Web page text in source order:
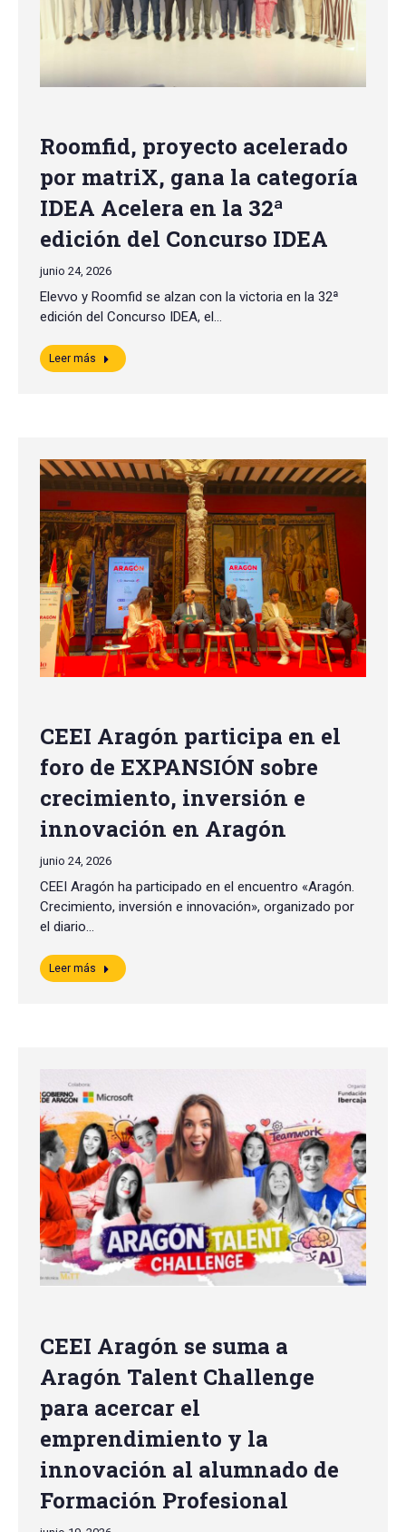
Roomfid, proyecto acelerado
por matriX, gana la categoría
IDEA Acelera en la 32ª
edición del Concurso IDEA
junio 24, 2026
Elevvo y Roomfid se alzan con la victoria en la 32ª
edición del Concurso IDEA, el…
Leer más
CEEI Aragón participa en el
foro de EXPANSIÓN sobre
crecimiento, inversión e
innovación en Aragón
junio 24, 2026
CEEI Aragón ha participado en el encuentro «Aragón.
Crecimiento, inversión e innovación», organizado por
el diario…
Leer más
CEEI Aragón se suma a
Aragón Talent Challenge
para acercar el
emprendimiento y la
innovación al alumnado de
Formación Profesional